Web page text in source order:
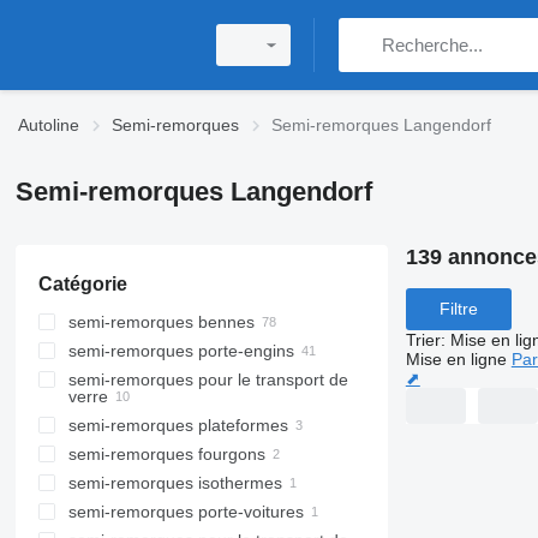
Autoline Semi-remorques Semi-remorques Langendorf
Semi-remorques Langendorf
Catégorie
semi-remorques bennes
semi-remorques porte-engins
semi-remorques pour le transport de
verre
semi-remorques plateformes
semi-remorques fourgons
semi-remorques isothermes
semi-remorques porte-voitures
139
Filtre
Trier: Mise en
Mise en ligne
⬈